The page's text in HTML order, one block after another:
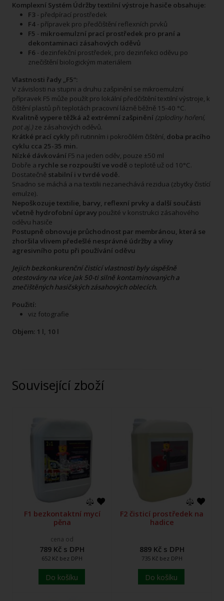
Komplexní Systém Údržby textilní výstroje hasiče obsahuje:
F3 - předpírací prostředek
F4 - přípravek pro předčištění reflexních prvků
F5 - mikroemulzní prací prostředek pro praní a
dekontaminaci zásahových oděvů
F6 - dezinfekční prostředek, pro dezinfekci oděvu po
znečištění biologickým materiálem
Vlastnosti řady „F5“:
V závislosti na stupni a druhu zašpinění se mikroemulzní
přípravek F5 může použít pro lokální předčištění textilní výstroje, k
čištění plastů při teplotách pracovní lázně běžně 15-40 °C.
Kvalitně vypere těžká až extrémní zašpinění (zplodiny hoření,
pot aj.)ze zásahových oděvů.
Krátké prací cykly při rutinním i pokročilém čištění, doba pracího
cyklu cca 25-35 min.
Nízké dávkování F5 na jeden oděv, pouze ±50 ml
Dobře a rychle se rozpouští ve vodě o teplotě už od 10°C.
Dostatečně stabilní i v tvrdé vodě.
Snadno se máchá a na textilii nezanechává rezidua (zbytky čistící
emulze).
Nepoškozuje textilie, barvy, reflexní prvky a další součásti
včetně hydrofobní úpravy použité v konstrukci zásahového
oděvu hasiče
Postupně obnovuje průchodnost par membránou, která se
zhoršila vlivem předešlé nesprávné údržby a vlivy
agresivního potu při používání oděvu
Jejich bezkonkurenční čistící vlastnosti byly úspěšně
otestovány na více jak 50-ti silně kontaminovaných a
znečištěných hasičských zásahových oblecích.
Použití:
viz fotografie
Objem: 1 l, 10 l
Související zboží
F1 bezkontaktní mycí
pěna
cena od
789 Kč s DPH
652 Kč bez DPH
Do košíku
F2 čisticí prostředek na
hadice
889 Kč s DPH
735 Kč bez DPH
Do košíku